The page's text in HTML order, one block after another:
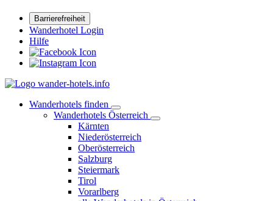
Barrierefreiheit
Wanderhotel Login
Hilfe
Wanderhotels finden
Wanderhotels Österreich
Kärnten
Niederösterreich
Oberösterreich
Salzburg
Steiermark
Tirol
Vorarlberg